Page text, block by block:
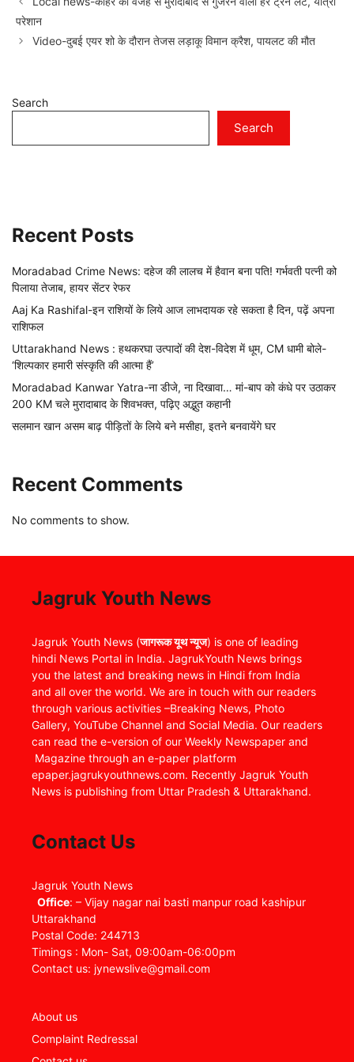
परेशान
Video-दुबई एयर शो के दौरान तेजस लड़ाकू विमान क्रैश, पायलट की मौत
Search
Search
Recent Posts
Moradabad Crime News: दहेज की लालच में हैवान बना पति! गर्भवती पत्नी को
पिलाया तेजाब, हायर सेंटर रेफर
Aaj Ka Rashifal-इन राशियों के लिये आज लाभदायक रहे सकता है दिन, पढ़ें अपना
राशिफल
Uttarakhand News : हथकरघा उत्पादों की देश-विदेश में धूम, CM धामी बोले-
‘शिल्पकार हमारी संस्कृति की आत्मा हैं’
Moradabad Kanwar Yatra-ना डीजे, ना दिखावा… मां-बाप को कंधे पर उठाकर
200 KM चले मुरादाबाद के शिवभक्त, पढ़िए अद्भुत कहानी
सलमान खान असम बाढ़ पीड़ितों के लिये बने मसीहा, इतने बनवायेंगे घर
Recent Comments
No comments to show.
Jagruk Youth News
Jagruk Youth News (जागरूक यूथ न्यूज) is one of leading
hindi News Portal in India. JagrukYouth News brings
you the latest and breaking news in Hindi from India
and all over the world. We are in touch with our readers
through various activities –Breaking News, Photo
Gallery, YouTube Channel and Social Media. Our readers
can read the e-version of our Weekly Newspaper and
Magazine through an e-paper platform
epaper.jagrukyouthnews.com. Recently Jagruk Youth
News is publishing from Uttar Pradesh & Uttarakhand.
Contact Us
Jagruk Youth News
Office: – Vijay nagar nai basti manpur road kashipur
Uttarakhand
Postal Code: 244713
Timings : Mon- Sat, 09:00am-06:00pm
Contact us: jynewslive@gmail.com
About us
Complaint Redressal